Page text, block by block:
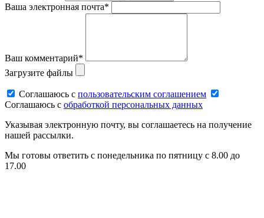
Ваша электронная почта*
Ваш комментарий*
Загрузите файлы
Соглашаюсь c пользовательским соглашением
Соглашаюсь c обработкой персональных данных
Указывая электронную почту, вы соглашаетесь на получение
нашей рассылки.
Мы готовы ответить с понедельника по пятницу с 8.00 до
17.00